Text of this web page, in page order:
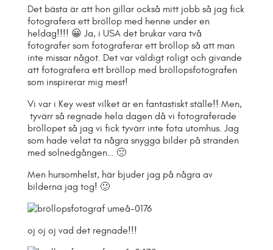
Det bästa är att hon gillar också mitt jobb så jag fick
fotografera ett bröllop med henne under en
heldag!!!! 😀 Ja, i USA det brukar vara två
fotografer som fotograferar ett bröllop så att man
inte missar något. Det var väldigt roligt och givande
att fotografera ett bröllop med bröllopsfotografen
som inspirerar mig mest!
Vi var i Key west vilket är en fantastiskt ställe!! Men,
tyvärr så regnade hela dagen då vi fotograferade
bröllopet så jag vi fick tyvärr inte fota utomhus. Jag
som hade velat ta några snygga bilder på stranden
med solnedgången… 🙁
Men hursomhelst, här bjuder jag på några av
bilderna jag tog! 🙂
oj oj oj vad det regnade!!!